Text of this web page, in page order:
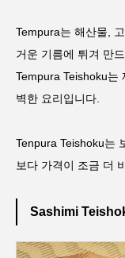
Tempura는 해산물,
거운 기름에 튀겨 만
Tempura Teishoku는
벽한 요리입니다.
Tenpura Teishoku는
보다 가격이 조금 더
Sashimi